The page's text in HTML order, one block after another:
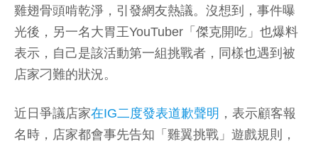
雞翅骨頭啃乾淨，引發網友熱議。沒想到，事件曝
光後，另一名大胃王YouTuber「傑克開吃」也爆料
表示，自己是該活動第一組挑戰者，同樣也遇到被
店家刁難的狀況。
近日爭議店家在IG二度發表道歉聲明 ，表示顧客報
名時，店家都會事先告知「雞翼挑戰」遊戲規則，